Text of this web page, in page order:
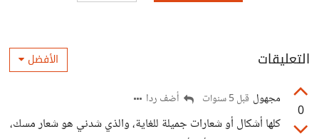
التعليقات الأفضل
0
مجهول قبل 5 سنوات أضف ردا
كلها أشكال أو شعارات جميلة للغاية، والذي شدني هو شعار مسك،